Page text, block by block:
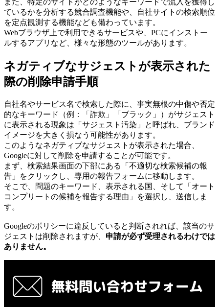
ているかを分析する競合調査機能や、自社サイトの検索順位
を定点観測する機能なども備わっています。
Webブラウザ上で利用できるサービスや、PCにインストー
ルするアプリなど、様々な形態のツールがあります。
ネガティブなサジェストが表示された
際の削除申請手順
自社名やサービス名で検索した際に、事実無根の中傷や否定
的なキーワード（例：「詐欺」「ブラック」）がサジェスト
に表示される現象は「サジェスト汚染」と呼ばれ、ブランド
イメージを大きく損なう可能性があります。
このようなネガティブなサジェストが表示された場合、
Googleに対して削除を申請することが可能です。
まず、検索結果画面の下部にある「不適切な検索候補の報
告」をクリックし、専用の報告フォームに移動します。
そこで、問題のキーワード、表示される国、そして「オート
コンプリートの候補を報告する理由」を選択し、送信しま
す。
Googleのポリシーに違反していると判断されれば、該当のサ
ジェストは削除されますが、 申請が必ず受理されるわけでは
ありません。